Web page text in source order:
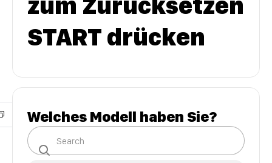
START drücken
Welches Modell haben Sie?